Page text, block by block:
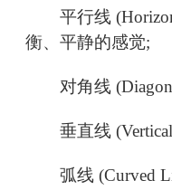
平行线
衡、平静的感觉;
对角线
垂直线 (Vertical
弧线 (Curved